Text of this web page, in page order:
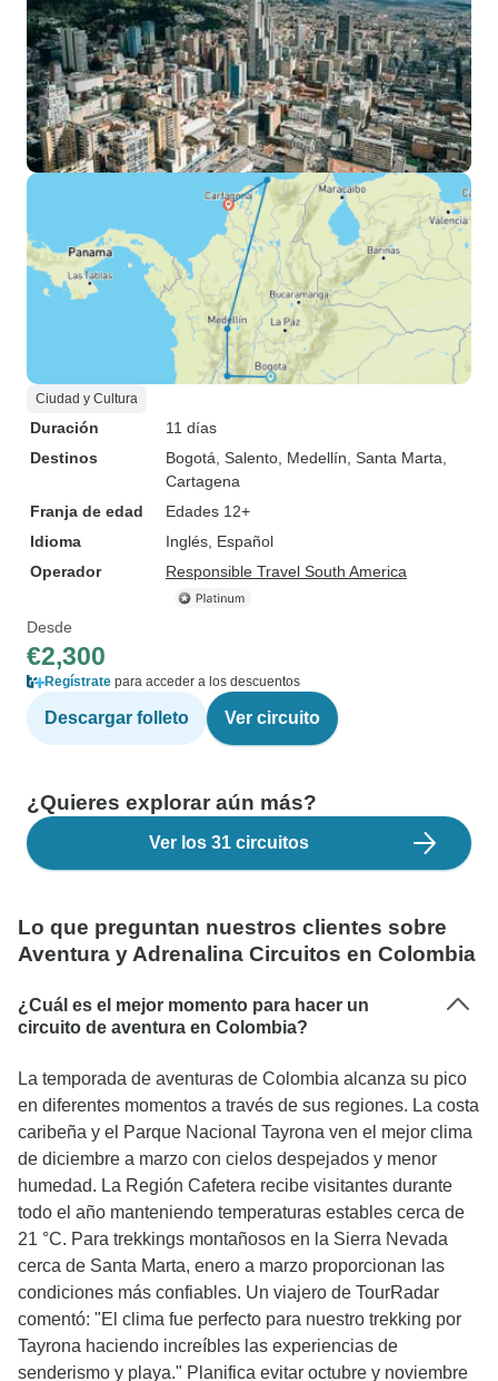
Ciudad y Cultura
Duración
11 días
Destinos
Bogotá , Salento , Medellín , Santa Marta
Cartagena
Franja de edad
Edades 12+
Idioma
Inglés, Español
Operador
Responsible Travel South America
Desde
€2,300
Regístrate para acceder a los descuentos
Descargar folleto Ver circuito
¿Quieres explorar aún más?
Ver los 31 circuitos
Lo que preguntan nuestros clientes sobre
Aventura y Adrenalina Circuitos en Colombia
¿Cuál es el mejor momento para hacer un
circuito de aventura en Colombia?
La temporada de aventuras de Colombia alcanza su pico
en diferentes momentos a través de sus regiones. La costa
caribeña y el Parque Nacional Tayrona ven el mejor clima
de diciembre a marzo con cielos despejados y menor
humedad. La Región Cafetera recibe visitantes durante
todo el año manteniendo temperaturas estables cerca de
21 °C. Para trekkings montañosos en la Sierra Nevada
cerca de Santa Marta, enero a marzo proporcionan las
condiciones más confiables. Un viajero de TourRadar
comentó: "El clima fue perfecto para nuestro trekking por
Tayrona haciendo increíbles las experiencias de
senderismo y playa." Planifica evitar octubre y noviembre